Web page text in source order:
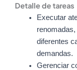
Detalle de tareas
Executar
diferentes
demandas.
Gerenciar